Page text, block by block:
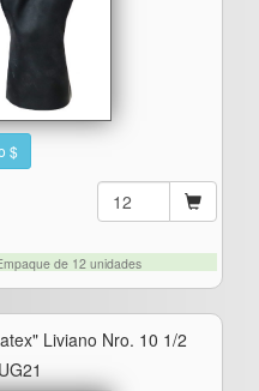
$
de 12 unidades
Liviano Nro. 10 1/2